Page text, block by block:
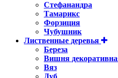
Стефанандра
Тамарикс
Форзиция
Чубушник
Лиственные деревья
Береза
Вишня
Вяз